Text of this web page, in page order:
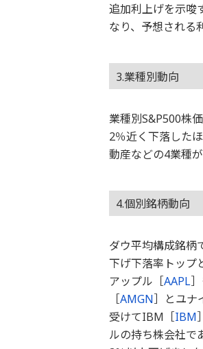
追加利上げを示唆
なり、予想される
3.業種別動向
業種別S&P500株
2％近く下落した
動産などの4業種が
4.個別銘柄動向
ダウ平均構成銘柄
下げ下落率トップ
アップル［AAPL
［AMGN］とユナ
受けてIBM［IBM
ルの持ち株会社で